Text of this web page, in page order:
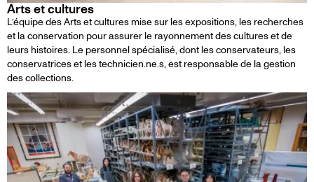
Arts et cultures
L’équipe des Arts et cultures mise sur les expositions, les recherches
et la conservation pour assurer le rayonnement des cultures et de
leurs histoires. Le personnel spécialisé, dont les conservateurs, les
conservatrices et les technicien.ne.s, est responsable de la gestion
des collections.